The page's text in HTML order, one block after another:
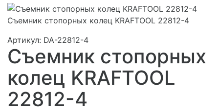
Съемник стопорных колец KRAFTOOL 22812-4
Артикул: DA-22812-4
Съемник стопорных
колец KRAFTOOL
22812-4